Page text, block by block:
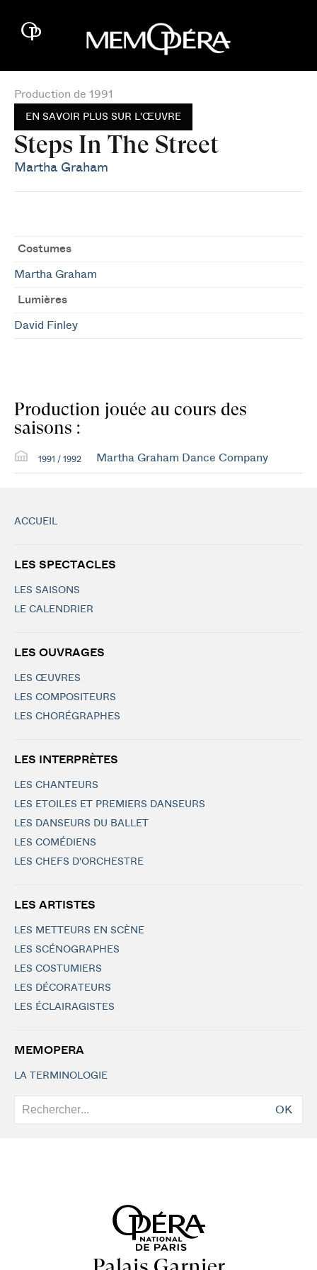
Production de 1991
EN SAVOIR PLUS SUR L'ŒUVRE
Steps In The Street
Martha Graham
Costumes
Martha Graham
Lumières
David Finley
Production jouée au cours des
saisons :
1991 / 1992 Martha Graham Dance Company
ACCUEIL
LES SPECTACLES
LES SAISONS
LE CALENDRIER
LES OUVRAGES
LES ŒUVRES
LES COMPOSITEURS
LES CHORÉGRAPHES
LES INTERPRÈTES
LES CHANTEURS
LES ETOILES ET PREMIERS DANSEURS
LES DANSEURS DU BALLET
LES COMÉDIENS
LES CHEFS D'ORCHESTRE
LES ARTISTES
LES METTEURS EN SCÈNE
LES SCÉNOGRAPHES
LES COSTUMIERS
LES DÉCORATEURS
LES ÉCLAIRAGISTES
MEMOPERA
LA TERMINOLOGIE
OK